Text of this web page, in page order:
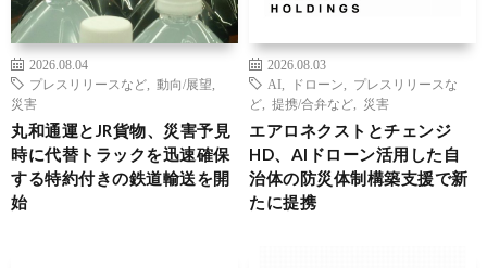
2026.08.04
プレスリリースなど
動向/展望
災害
丸和通運とJR貨物、災害予見
時に代替トラックを迅速確保
する特約付きの鉄道輸送を開
始
2026.08.03
AI
ドローン
プレスリリースな
ど
提携/合弁など 災害
エアロネクストとチェンジ
HD、AIドローン活用した自
治体の防災体制構築支援で新
たに提携